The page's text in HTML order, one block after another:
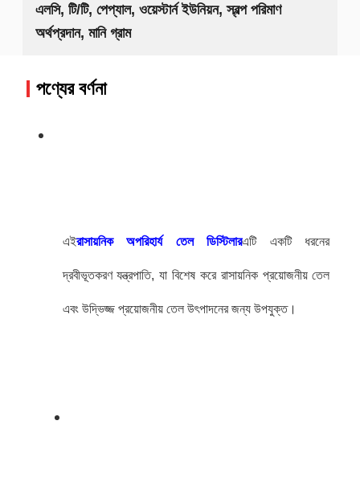
এলসি, টি/টি, পেপ্যাল, ওয়েস্টার্ন ইউনিয়ন, স্বল্প পরিমাণ
অর্থপ্রদান, মানি গ্রাম
পণ্যের বর্ণনা
এইরাসায়নিক অপরিহার্য তেল ডিস্টিলারএটি একটি ধরনের
দ্রবীভূতকরণ যন্ত্রপাতি, যা বিশেষ করে রাসায়নিক প্রয়োজনীয় তেল
এবং উদ্ভিজ্জ প্রয়োজনীয় তেল উৎপাদনের জন্য উপযুক্ত।